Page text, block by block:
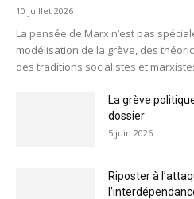
10 juillet 2026
La pensée de Marx n’est pas
modélisation de la grève, des
des traditions socialistes et
La grève
dossier
5 juin 2026
Riposter à